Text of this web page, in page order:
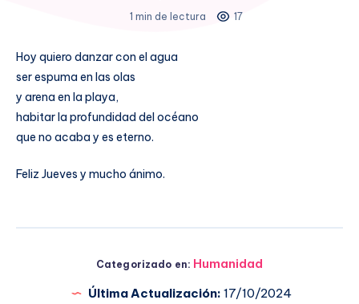
1 min de lectura
17
Hoy quiero danzar con el agua
ser espuma en las olas
y arena en la playa,
habitar la profundidad del océano
que no acaba y es eterno.
Feliz Jueves y mucho ánimo.
Categorizado en: Humanidad
Última Actualización: 17/10/2024